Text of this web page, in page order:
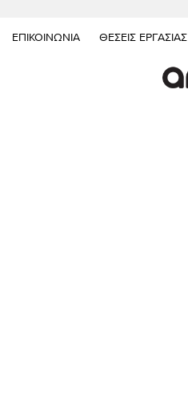
ΕΠΙΚΟΙΝΩΝΊΑ ΘΈΣΕΙΣ ΕΡΓΑΣΊΑΣ